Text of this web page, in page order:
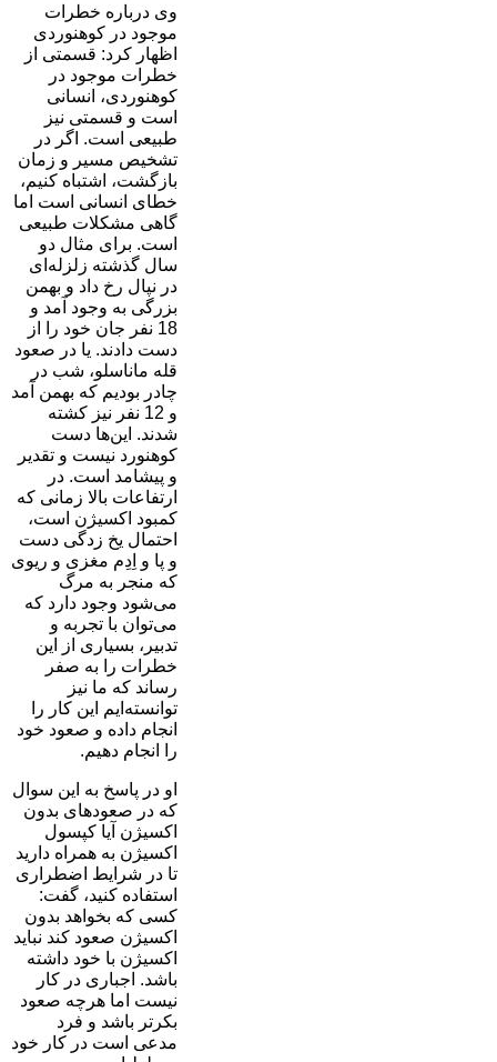
وی درباره خطرات
موجود در کوهنوردی
اظهار کرد: قسمتی از
خطرات موجود در
کوهنوردی، انسانی
است و قسمتی نیز
طبیعی است. اگر در
تشخیص مسیر و زمان
بازگشت، اشتباه کنیم،
خطای انسانی است اما
گاهی مشکلات طبیعی
است. برای مثال دو
سال گذشته زلزله‌ای
در نپال رخ داد و بهمن
بزرگی به وجود آمد و
18 نفر جان خود را از
دست دادند. یا در صعود
قله ماناسلو، شب در
چادر بودیم که بهمن آمد
و 12 نفر نیز کشته
شدند. این‌ها دست
کوهنورد نیست و تقدیر
و پیشامد است. در
ارتفاعات بالا زمانی که
کمبود اکسیژن است،
احتمال یخ زدگی دست
و پا و اِدِم مغزی و ریوی
که منجر به مرگ
می‌شود وجود دارد که
می‌توان با تجربه و
تدبیر، بسیاری از این
خطرات را به صفر
رساند که ما نیز
توانسته‌ایم این کار را
انجام داده و صعود خود
را انجام دهیم.
او در پاسخ به این سوال
که در صعودهای بدون
اکسیژن آیا کپسول
اکسیژن به همراه دارید
تا در شرایط اضطراری
استفاده کنید، گفت:
کسی که بخواهد بدون
اکسیژن صعود کند نباید
اکسیژن با خود داشته
باشد. اجباری در کار
نیست اما هرچه صعود
بکرتر باشد و فرد
مدعی است در کار خود